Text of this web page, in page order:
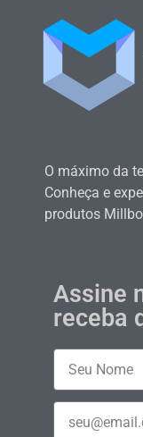
O máximo da
Conheça e
produtos
Assine
receba